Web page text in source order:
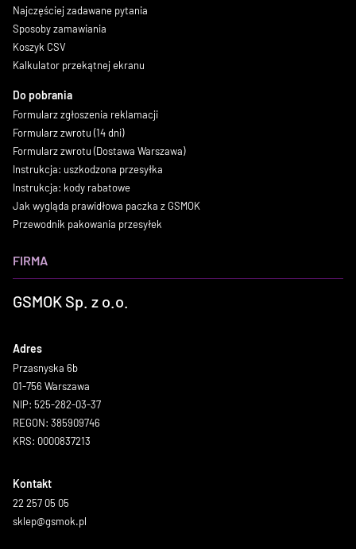
Najczęściej zadawane pytania
Sposoby zamawiania
Koszyk CSV
Kalkulator przekątnej ekranu
Do pobrania
Formularz zgłoszenia reklamacji
Formularz zwrotu (14 dni)
Formularz zwrotu (Dostawa Warszawa)
Instrukcja: uszkodzona przesyłka
Instrukcja: kody rabatowe
Jak wygląda prawidłowa paczka z GSMOK
Przewodnik pakowania przesyłek
FIRMA
GSMOK Sp. z o.o.
Adres
Przasnyska 6b
01-756 Warszawa
NIP: 525-282-03-37
REGON: 385909746
KRS: 0000837213
Kontakt
22 257 05 05
sklep@gsmok.pl